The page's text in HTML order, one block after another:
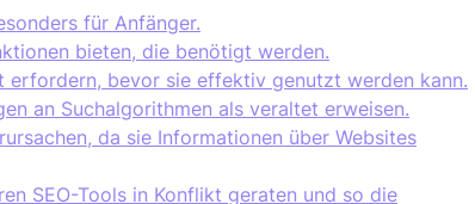
für Anfänger.
bieten, die benötigt werden.
erfordern, bevor sie effektiv genutzt werden kann.
an Suchalgorithmen als veraltet erweisen.
da sie Informationen über Websites
SEO-Tools in Konflikt geraten und so die